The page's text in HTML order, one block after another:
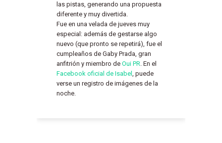
las pistas, generando una propuesta
diferente y muy divertida.
Fue en una velada de jueves muy
especial: además de gestarse algo
nuevo (que pronto se repetirá), fue el
cumpleaños de Gaby Prada, gran
anfitrión y miembro de Oui PR. En el
Facebook oficial de Isabel , puede
verse un registro de imágenes de la
noche.